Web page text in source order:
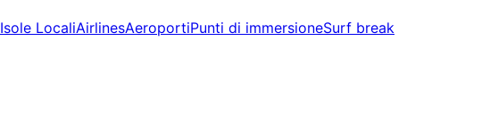
Isole LocaliAirlinesAeroportiPunti di immersioneSurf break